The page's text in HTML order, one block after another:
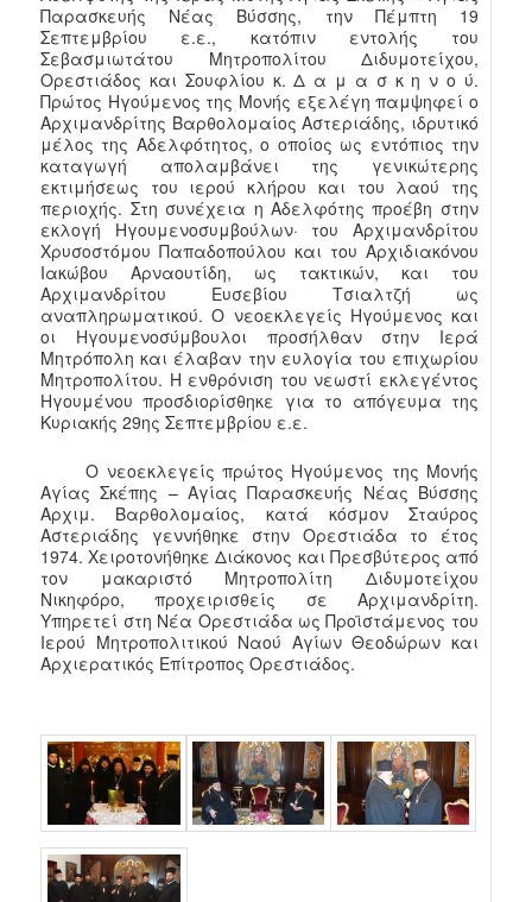
Παρασκευής Νέας Βύσσης, την Πέμπτη 19
Σεπτεμβρίου ε.ε., κατόπιν εντολής του
Σεβασμιωτάτου Μητροπολίτου Διδυμοτείχου,
Ορεστιάδος και Σουφλίου κ. Δ α μ α σ κ η ν ο ύ.
Πρώτος Ηγούμενος της Μονής εξελέγη παμψηφεί ο
Αρχιμανδρίτης Βαρθολομαίος Αστεριάδης, ιδρυτικό
μέλος της Αδελφότητος, ο οποίος ως εντόπιος την
καταγωγή απολαμβάνει της γενικώτερης
εκτιμήσεως του ιερού κλήρου και του λαού της
περιοχής. Στη συνέχεια η Αδελφότης προέβη στην
εκλογή Ηγουμενοσυμβούλων· του Αρχιμανδρίτου
Χρυσοστόμου Παπαδοπούλου και του Αρχιδιακόνου
Ιακώβου Αρναουτίδη, ως τακτικών, και του
Αρχιμανδρίτου Ευσεβίου Τσιαλτζή ως
αναπληρωματικού. Ο νεοεκλεγείς Ηγούμενος και
οι Ηγουμενοσύμβουλοι προσήλθαν στην Ιερά
Μητρόπολη και έλαβαν την ευλογία του επιχωρίου
Μητροπολίτου. Η ενθρόνιση του νεωστί εκλεγέντος
Ηγουμένου προσδιορίσθηκε για το απόγευμα της
Κυριακής 29ης Σεπτεμβρίου ε.ε.
Ο νεοεκλεγείς πρώτος Ηγούμενος της Μονής
Αγίας Σκέπης – Αγίας Παρασκευής Νέας Βύσσης
Αρχιμ. Βαρθολομαίος, κατά κόσμον Σταύρος
Αστεριάδης γεννήθηκε στην Ορεστιάδα το έτος
1974. Χειροτονήθηκε Διάκονος και Πρεσβύτερος από
τον μακαριστό Μητροπολίτη Διδυμοτείχου
Νικηφόρο, προχειρισθείς σε Αρχιμανδρίτη.
Υπηρετεί στη Νέα Ορεστιάδα ως Προϊστάμενος του
Ιερού Μητροπολιτικού Ναού Αγίων Θεοδώρων και
Αρχιερατικός Επίτροπος Ορεστιάδος.